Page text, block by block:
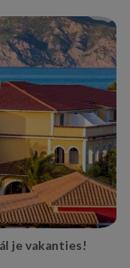
je vakanties!